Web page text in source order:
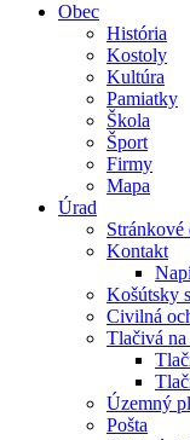
Obec
História
Kostoly
Kultúra
Pamiatky
Škola
Šport
Firmy
Mapa
Úrad
Stránkové
Kontakt
Košútsky
Civilná
Tlačivá
Územný
Pošta